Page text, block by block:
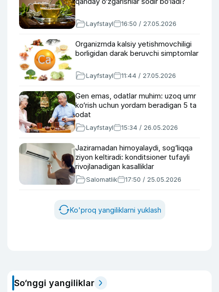
Layfstayl 16:50 / 27.05.2026
Organizmda kalsiy yetishmovchiligi
borligidan darak beruvchi simptomlar
Layfstayl 11:44 / 27.05.2026
Gen emas, odatlar muhim: uzoq umr
ko‘rish uchun yordam beradigan 5 ta
odat
Layfstayl 15:34 / 26.05.2026
Jaziramadan himoyalaydi, sog‘liqqa
ziyon keltiradi: konditsioner tufayli
rivojlanadigan kasalliklar
Salomatlik 17:50 / 25.05.2026
Ko'proq yangiliklarni yuklash
So‘nggi yangiliklar